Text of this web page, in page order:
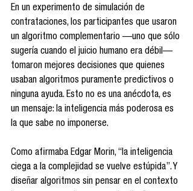
En un experimento de simulación de
contrataciones, los participantes que usaron
un algoritmo complementario —uno que sólo
sugería cuando el juicio humano era débil—
tomaron mejores decisiones que quienes
usaban algoritmos puramente predictivos o
ninguna ayuda. Esto no es una anécdota, es
un mensaje: la inteligencia más poderosa es
la que sabe no imponerse.
Como afirmaba Edgar Morin, “la inteligencia
ciega a la complejidad se vuelve estúpida”. Y
diseñar algoritmos sin pensar en el contexto